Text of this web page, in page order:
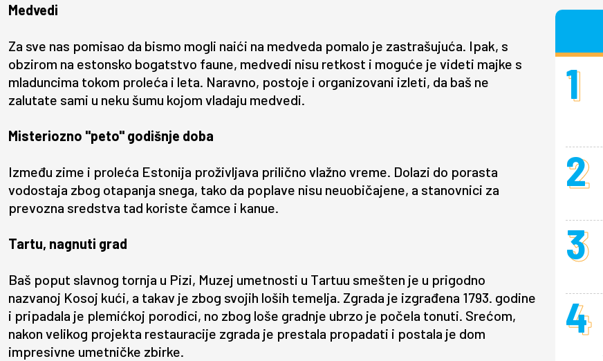
Medvedi
Za sve nas pomisao da bismo mogli naići na medveda pomalo je zastrašujuća. Ipak, s
obzirom na estonsko bogatstvo faune, medvedi nisu retkost i moguće je videti majke s
mladuncima tokom proleća i leta. Naravno, postoje i organizovani izleti, da baš ne
zalutate sami u neku šumu kojom vladaju medvedi.
Misteriozno "peto" godišnje doba
Između zime i proleća Estonija proživljava prilično vlažno vreme. Dolazi do porasta
vodostaja zbog otapanja snega, tako da poplave nisu neuobičajene, a stanovnici za
prevozna sredstva tad koriste čamce i kanue.
Tartu, nagnuti grad
Baš poput slavnog tornja u Pizi, Muzej umetnosti u Tartuu smešten je u prigodno
nazvanoj Kosoj kući, a takav je zbog svojih loših temelja. Zgrada je izgrađena 1793. godine
i pripadala je plemićkoj porodici, no zbog loše gradnje ubrzo je počela tonuti. Srećom,
nakon velikog projekta restauracije zgrada je prestala propadati i postala je dom
impresivne umetničke zbirke.